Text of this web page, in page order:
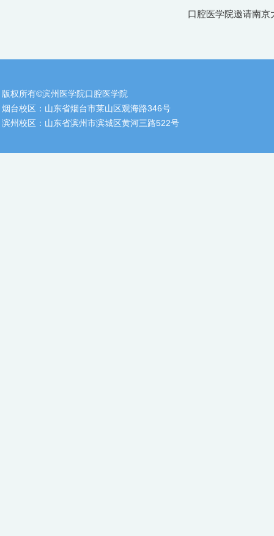
口腔医学院邀请南
版权所有©滨州医学院口腔医学院
烟台校区：山东省烟台市莱山区观海路346号
滨州校区：山东省滨州市滨城区黄河三路522号